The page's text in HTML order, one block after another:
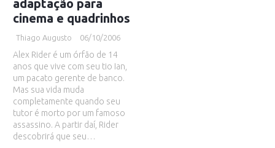
adaptação para
cinema e quadrinhos
Thiago Augusto 06/10/2006
Alex Rider é um órfão de 14
anos que vive com seu tio Ian,
um pacato gerente de banco.
Mas sua vida muda
completamente quando seu
tutor é morto por um famoso
assassino. A partir daí, Rider
descobrirá que seu…